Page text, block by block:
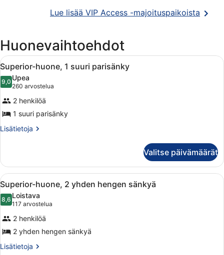
Lue lisää VIP Access -majoituspaikoista
Huonevaihtoehdot
Avaa
kaikki
huonetyypin
Superior-
huone,
1
suuri
Hotellihuone, jossa on suuri
5
Superior-huone, 1 suuri parisänky
9,09,0 kautta 10
Upea
260 arvostelua
(260
arvostelua)
2 henkilöä
1 suuri parisänky
Lisätietoja
Lisätietoja
1
suuri
parisänky
Valitse päivämäärät
Avaa
kaikki
huonetyypin
Superior-
huone,
2
yhden
Moderni hotellihuone, jossa on
5
Superior-huone, 2 yhden hengen sänkyä
8,68,6 kautta 10
Loistava
117 arvostelua
(117
arvostelua)
2 henkilöä
2 yhden hengen sänkyä
Lisätietoja
Lisätietoja